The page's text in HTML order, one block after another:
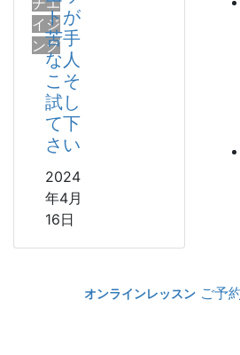
イジ
ング
トが
苦手
な人
こそ
試し
て下
さい
2024
年4月
16日
オンラインレッスンご予